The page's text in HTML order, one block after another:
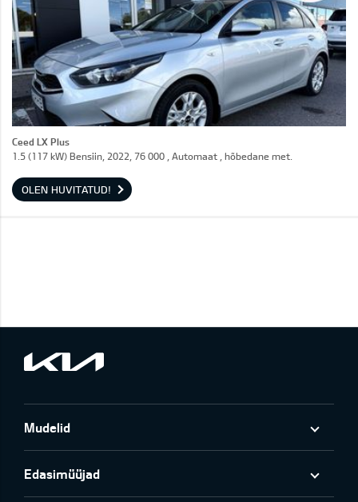
Ceed LX Plus
1.5 (117 kW) Bensiin, 2022, 76 000 , Automaat , hõbedane met.
OLEN HUVITATUD!
Mudelid
Edasimüüjad